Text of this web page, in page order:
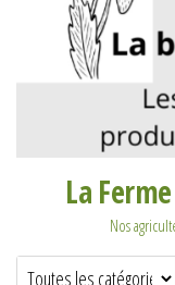
La
Nos